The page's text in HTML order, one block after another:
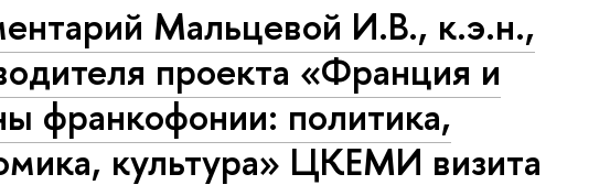
Мальцевой И.В., к.э.н.,
проекта «Франция и
франкофонии: политика,
культура» ЦКЕМИ визита